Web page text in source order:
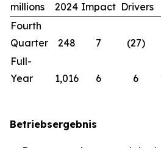
millions
2024 Impact Drivers
Fourth
Quarter
248 7 (27)
Full-
Year
1,016 6 6
Betriebsergebnis